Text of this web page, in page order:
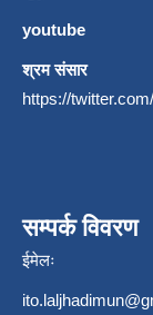
youtube
श्रम संसार
https://
सम्पर्क विवरण
ईमेलः